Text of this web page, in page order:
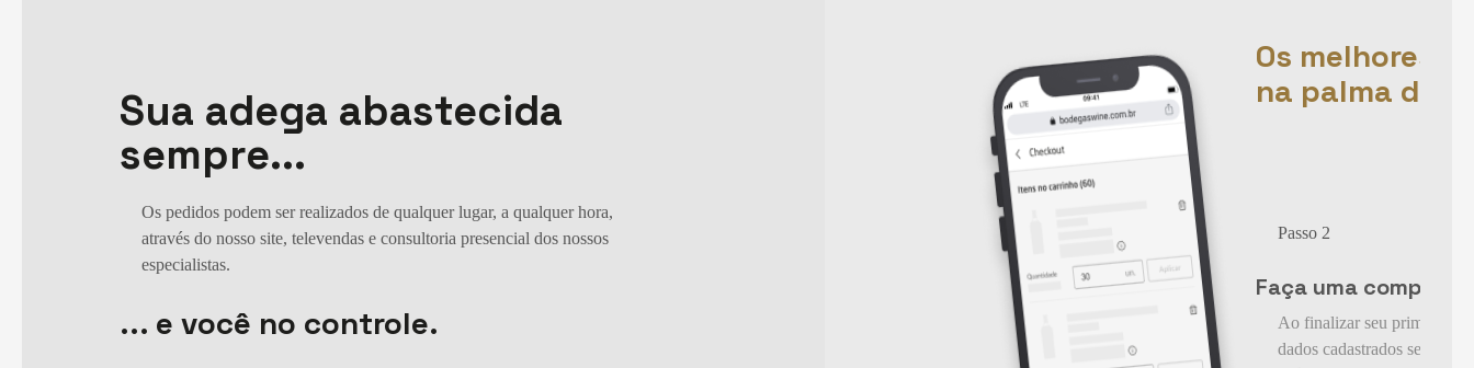
Sua adega abastecida
sempre...
Os pedidos podem ser realizados de qualquer lugar, a qualquer hora,
através do nosso site, televendas e consultoria presencial dos nossos
especialistas.
... e você no controle.
Passo 1
Os melhores
na palma da
Passo 2
Faça uma compra
Ao finalizar seu primeiro
dados cadastrados seguirão